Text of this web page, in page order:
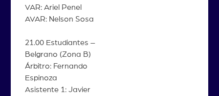
VAR: Ariel Penel
AVAR: Nelson Sosa
21.00 Estudiantes –
Belgrano (Zona B)
Árbitro: Fernando
Espinoza
Asistente 1: Javier